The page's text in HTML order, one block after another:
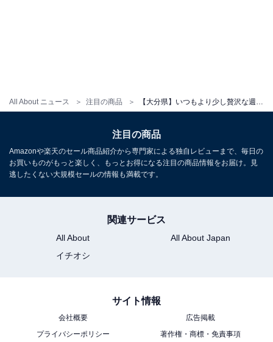
All About ニュース 注目の商品
アクセス
交通手段：JR由布院駅より徒歩で約8分／湯布院ICより
車で約15分
大人1名（参考価格）：1万7600円
チェックアウト：10:00
※プランにより時間が異なる可能性があります
注目の商品
Amazonや楽天のセール商品紹介から専門家による独自レビューまで、毎日の
お買いものがもっと楽しく、もっとお得になる注目の商品情報をお届け。見
逃したくない大規模セールの情報も満載です。
関連サービス
All About
All About Japan
イチオシ
サイト情報
会社概要
広告掲載
プライバシーポリシー
著作権・商標・免責事項